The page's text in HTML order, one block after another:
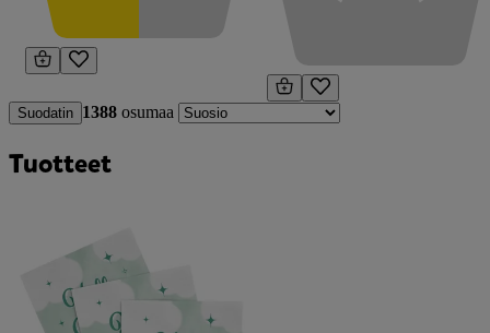
Suodatin 1388 osumaa
Tuotteet